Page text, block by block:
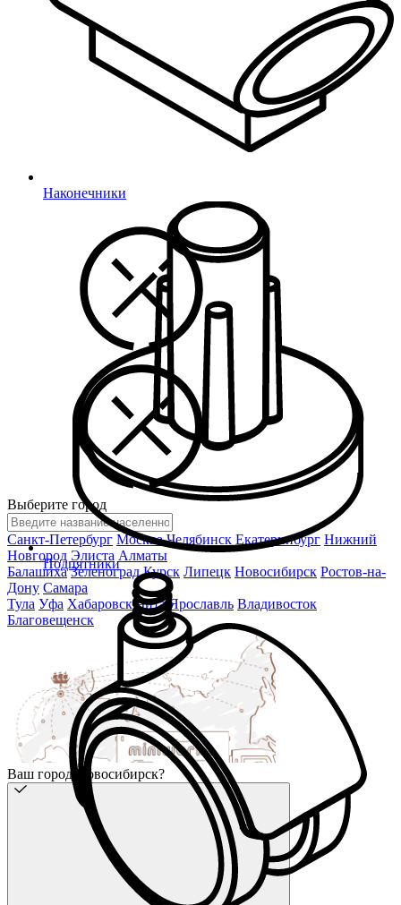
Наконечники
Подпятники
Выберите город
Санкт-Петербург Москва Челябинск Екатеринбург Нижний
Новгород Элиста Алматы
Балашиха Зеленоград Курск Липецк Новосибирск Ростов-на-
Дону Самара
Тула Уфа Хабаровск Чита Ярославль Владивосток
Благовещенск
Ваш город Новосибирск?